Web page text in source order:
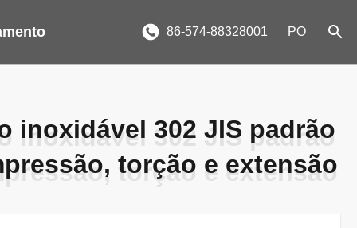
86-574-88328001 PO
inoxidável 302 JIS padrão
torção e extensão
inoxidável 302 JIS padrão
torção e extensão